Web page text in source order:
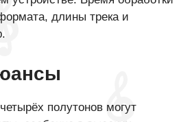
длины трека и
полутонов могут